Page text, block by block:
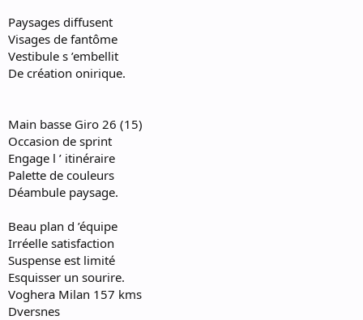
Paysages diffusent
Visages de fantôme
Vestibule s ’embellit
De création onirique.
Main basse Giro 26 (15)
Occasion de sprint
Engage l ’ itinéraire
Palette de couleurs
Déambule paysage.
Beau plan d ’équipe
Irréelle satisfaction
Suspense est limité
Esquisser un sourire.
Voghera Milan 157 kms
Dversnes